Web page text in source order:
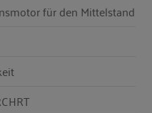
für den Mittelstand